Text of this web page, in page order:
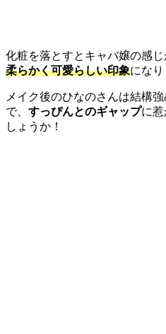
化粧を落とすとキャバ嬢の感じ
柔らかく可愛らしい印象になり
メイク後のひなのさんは結構
で、 すっぴんとのギャップに
しょうか！